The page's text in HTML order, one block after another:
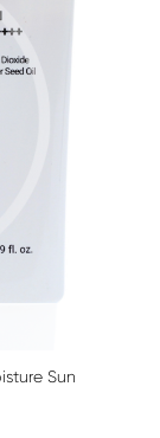
Sun